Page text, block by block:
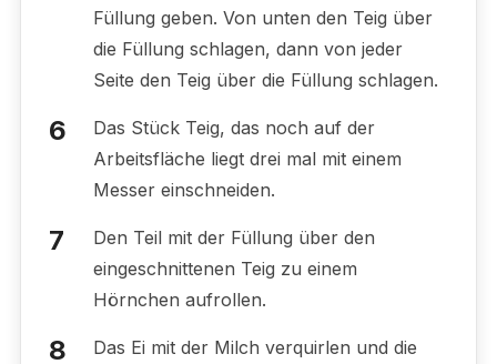
Füllung geben. Von unten den Teig über
die Füllung schlagen, dann von jeder
Seite den Teig über die Füllung schlagen.
Das Stück Teig, das noch auf der
Arbeitsfläche liegt drei mal mit einem
Messer einschneiden.
Den Teil mit der Füllung über den
eingeschnittenen Teig zu einem
Hörnchen aufrollen.
Das Ei mit der Milch verquirlen und die